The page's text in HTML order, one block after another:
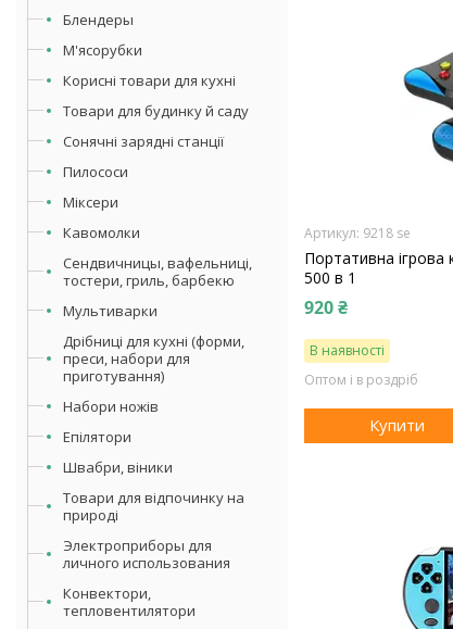
Блендеры
М'ясорубки
Корисні товари для кухні
Товари для будинку й саду
Сонячні зарядні станції
Пилососи
Міксери
Кавомолки
Сендвичницы, вафельниці,
тостери, гриль, барбекю
Мультиварки
Дрібниці для кухні (форми,
преси, набори для
приготування)
Набори ножів
Епілятори
Швабри, віники
Товари для відпочинку на
природі
Электроприборы для
личного использования
Конвектори,
тепловентилятори
9218 se
Портативна
500 в 1
920 ₴
В наявності
Оптом і в роздріб
Купити